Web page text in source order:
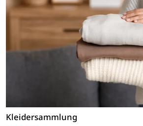
Kleidersammlung